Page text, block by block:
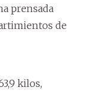
prensada
de
kilos,